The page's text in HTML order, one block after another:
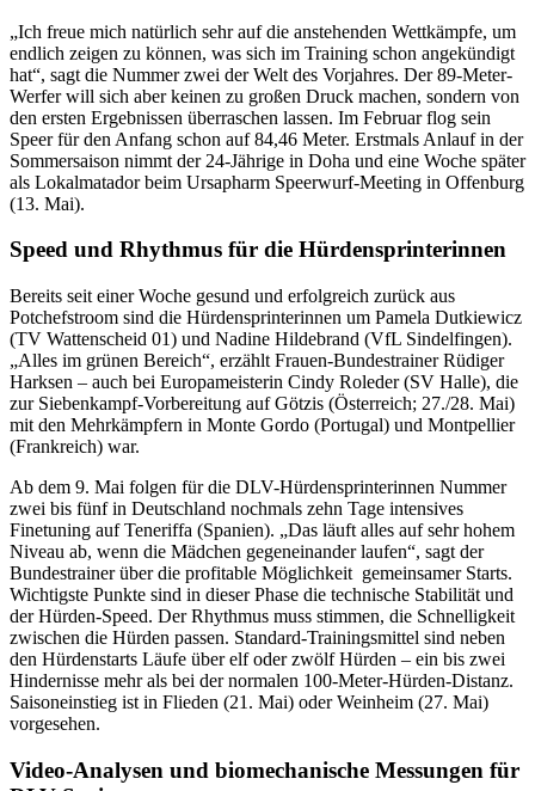
„Ich freue mich natürlich sehr auf die anstehenden Wettkämpfe, um
endlich zeigen zu können, was sich im Training schon angekündigt
hat“, sagt die Nummer zwei der Welt des Vorjahres. Der 89-Meter-
Werfer will sich aber keinen zu großen Druck machen, sondern von
den ersten Ergebnissen überraschen lassen. Im Februar flog sein
Speer für den Anfang schon auf 84,46 Meter. Erstmals Anlauf in der
Sommersaison nimmt der 24-Jährige in Doha und eine Woche später
als Lokalmatador beim Ursapharm Speerwurf-Meeting in Offenburg
(13. Mai).
Speed und Rhythmus für die Hürdensprinterinnen
Bereits seit einer Woche gesund und erfolgreich zurück aus
Potchefstroom sind die Hürdensprinterinnen um Pamela Dutkiewicz
(TV Wattenscheid 01) und Nadine Hildebrand (VfL Sindelfingen).
„Alles im grünen Bereich“, erzählt Frauen-Bundestrainer Rüdiger
Harksen – auch bei Europameisterin Cindy Roleder (SV Halle), die
zur Siebenkampf-Vorbereitung auf Götzis (Österreich; 27./28. Mai)
mit den Mehrkämpfern in Monte Gordo (Portugal) und Montpellier
(Frankreich) war.
Ab dem 9. Mai folgen für die DLV-Hürdensprinterinnen Nummer
zwei bis fünf in Deutschland nochmals zehn Tage intensives
Finetuning auf Teneriffa (Spanien). „Das läuft alles auf sehr hohem
Niveau ab, wenn die Mädchen gegeneinander laufen“, sagt der
Bundestrainer über die profitable Möglichkeit gemeinsamer Starts.
Wichtigste Punkte sind in dieser Phase die technische Stabilität und
der Hürden-Speed. Der Rhythmus muss stimmen, die Schnelligkeit
zwischen die Hürden passen. Standard-Trainingsmittel sind neben
den Hürdenstarts Läufe über elf oder zwölf Hürden – ein bis zwei
Hindernisse mehr als bei der normalen 100-Meter-Hürden-Distanz.
Saisoneinstieg ist in Flieden (21. Mai) oder Weinheim (27. Mai)
vorgesehen.
Video-Analysen und biomechanische Messungen für